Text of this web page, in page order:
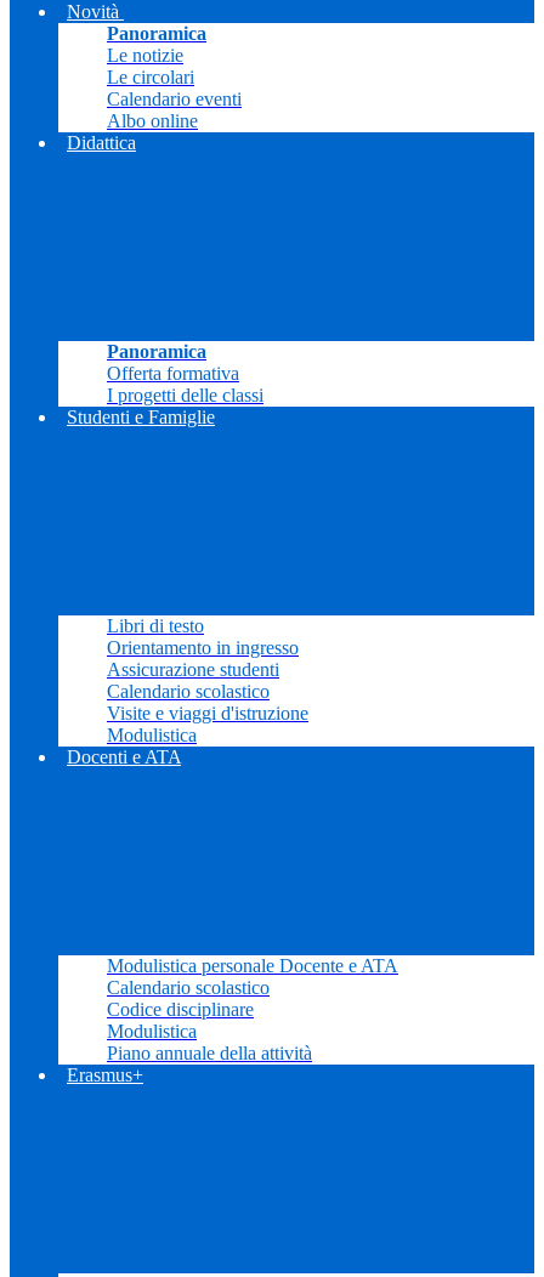
Novità
Panoramica
Le notizie
Le circolari
Calendario eventi
Albo online
Didattica
Panoramica
Offerta formativa
I progetti delle classi
Studenti e Famiglie
Libri di testo
Orientamento in ingresso
Assicurazione studenti
Calendario scolastico
Visite e viaggi d'istruzione
Modulistica
Docenti e ATA
Modulistica personale Docente e ATA
Calendario scolastico
Codice disciplinare
Modulistica
Piano annuale della attività
Erasmus+